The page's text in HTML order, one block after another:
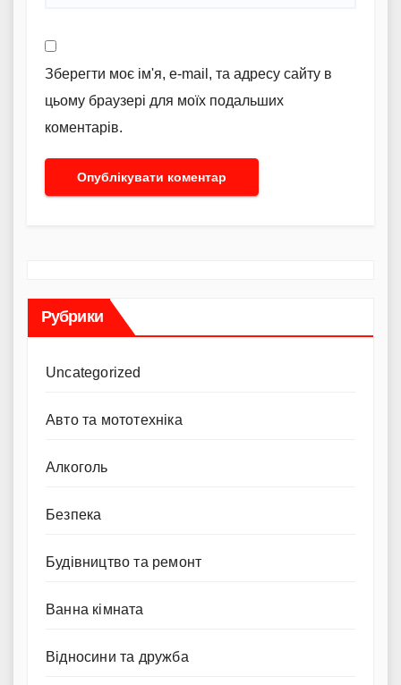
Зберегти моє ім'я, e-mail, та адресу сайту в
цьому браузері для моїх подальших
коментарів.
Рубрики
Uncategorized
Авто та мототехніка
Алкоголь
Безпека
Будівництво та ремонт
Ванна кімната
Відносини та дружба